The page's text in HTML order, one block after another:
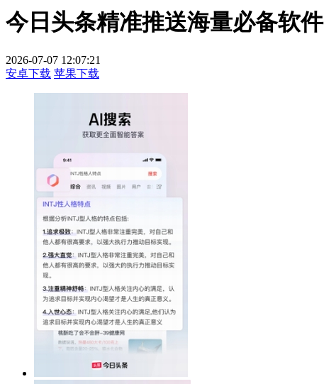
今日头条精准推送海量必备软件
2026-07-07 12:07:21
安卓下载 苹果下载